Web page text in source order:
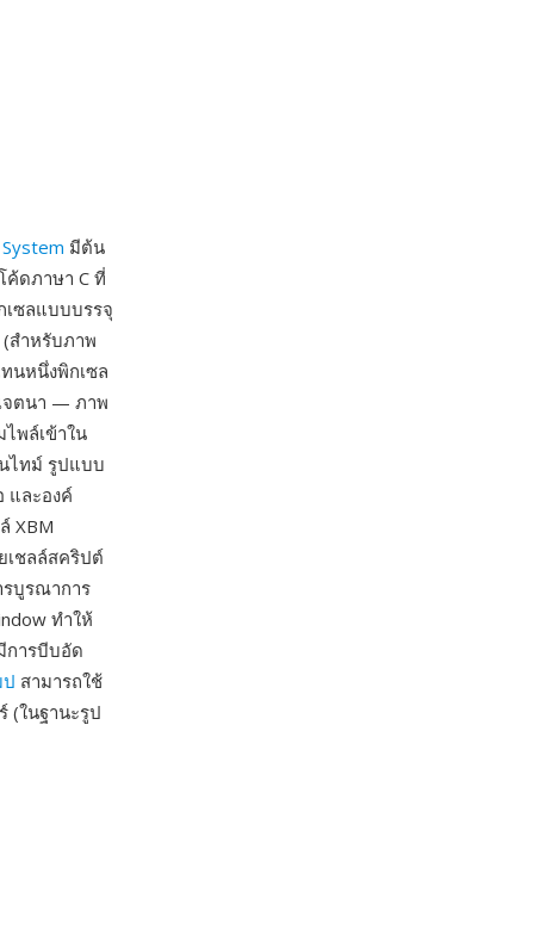
มีต้น
ค้ดภาษา C ที่
ซลแบบบรรจุ
สำหรับภาพ
นหนึ่งพิกเซล
จตนา — ภาพ
พล์เข้าใน
ไทม์ รูปแบบ
และองค์
XBM
เชลล์สคริปต์
บูรณาการ
ทำให้
การบีบอัด
สามารถใช้
(ในฐานะรูป